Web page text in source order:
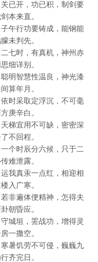
已开，功已积，制剑要
本来直。
午行功要铸成，能钢能
未判先。
七时，有真机，神州赤
细详别。
明智慧性温良，神光漆
算年月。
时采取定浮沉，不可毫
庚辛白。
梯宜用不可缺，密密深
不回程。
个时辰分六候，只于二
难泄露。
我真汞一点红，相迎相
入广寒。
非遍体便精神，怎得夫
朝昏应。
城垣，罢战功，增得灵
一撒空。
暑饥劳不可侵，巍巍九
齐完日。